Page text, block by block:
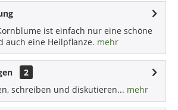
ist einfach nur eine schöne
auch eine Heilpflanze. mehr
2
schreiben und diskutieren... mehr